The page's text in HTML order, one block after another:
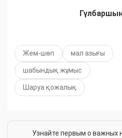
Жем-шөп мал азығы
шабындық жұмыс
Шаруа қожалық
Узнайте первым о важных